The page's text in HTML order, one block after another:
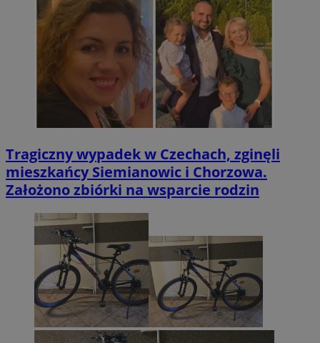
Tragiczny wypadek w Czechach, zginęli
mieszkańcy Siemianowic i Chorzowa.
Założono zbiórki na wsparcie rodzin